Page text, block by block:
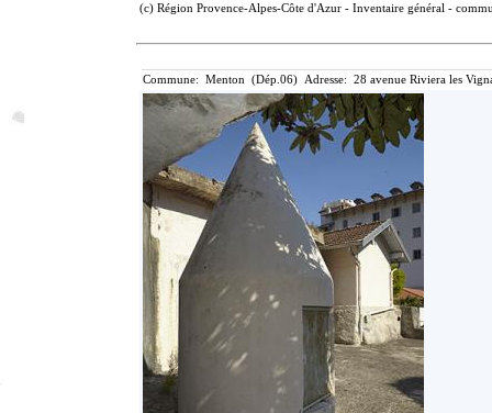
(c) Région Provence-Alpes-Côte d'Azur - Inventaire général -
Commune: Menton (Dép.06) Adresse: 28 avenue Riviera les